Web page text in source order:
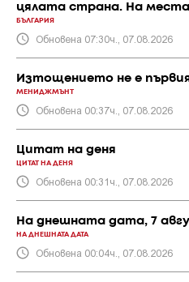
цялата страна. На
БЪЛГАРИЯ
Обновена 07:30ч., 07.08.2026
Изтощението не е
МЕНИДЖМЪНТ
Обновена 00:37ч., 07.08.2026
Цитат на деня
ЦИТАТ НА ДЕНЯ
Обновена 00:31ч., 07.08.2026
На днешната дата, 7
НА ДНЕШНАТА ДАТА
Обновена 00:04ч., 07.08.2026